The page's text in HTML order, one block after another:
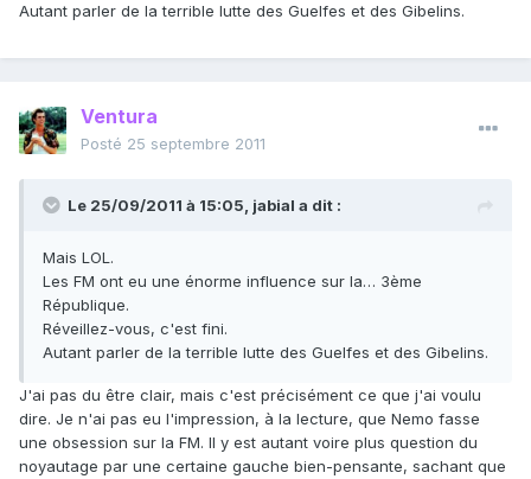
Autant parler de la terrible lutte des Guelfes et des Gibelins.
Ventura
Posté 25 septembre 2011
Le 25/09/2011 à 15:05, jabial a dit :
Mais LOL.
Les FM ont eu une énorme influence sur la… 3ème
République.
Réveillez-vous, c'est fini.
Autant parler de la terrible lutte des Guelfes et des Gibelins.
J'ai pas du être clair, mais c'est précisément ce que j'ai voulu
dire. Je n'ai pas eu l'impression, à la lecture, que Nemo fasse
une obsession sur la FM. Il y est autant voire plus question du
noyautage par une certaine gauche bien-pensante, sachant que